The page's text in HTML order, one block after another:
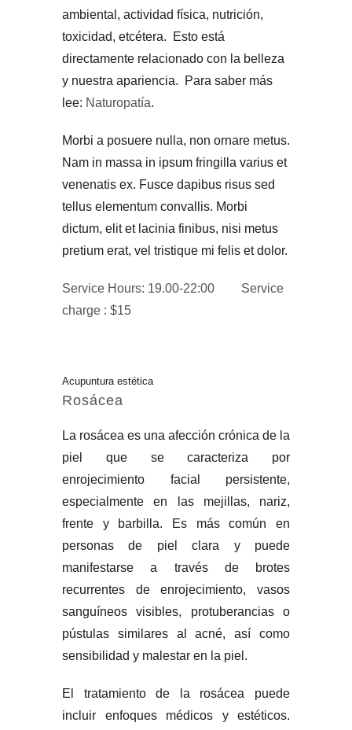
ambiental, actividad física, nutrición,
toxicidad, etcétera. Esto está
directamente relacionado con la belleza
y nuestra apariencia. Para saber más
lee: Naturopatía.
Morbi a posuere nulla, non ornare metus.
Nam in massa in ipsum fringilla varius et
venenatis ex. Fusce dapibus risus sed
tellus elementum convallis. Morbi
dictum, elit et lacinia finibus, nisi metus
pretium erat, vel tristique mi felis et dolor.
Service Hours: 19.00-22:00
Service
charge : $15
Acupuntura estética
Rosácea
La rosácea es una afección crónica de la
piel que se caracteriza por
enrojecimiento facial persistente,
especialmente en las mejillas, nariz,
frente y barbilla. Es más común en
personas de piel clara y puede
manifestarse a través de brotes
recurrentes de enrojecimiento, vasos
sanguíneos visibles, protuberancias o
pústulas similares al acné, así como
sensibilidad y malestar en la piel.
El tratamiento de la rosácea puede
incluir enfoques médicos y estéticos.